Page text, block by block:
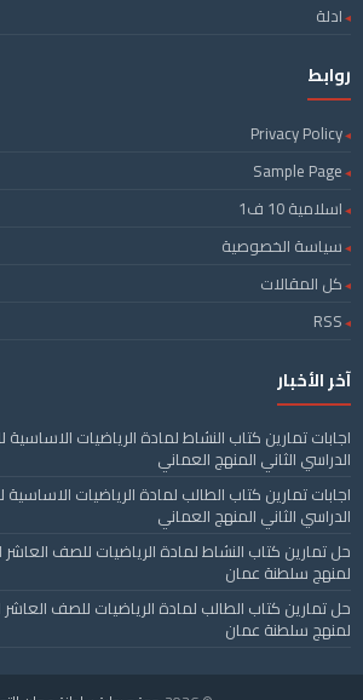
ادلة
روابط
Privacy Policy
Sample Page
اسلامية 10 ف1
سياسة الخصوصية
كل المقالات
RSS
آخر الأخبار
اجابات تمارين كتاب النشاط لمادة الرياضيات
الدراسي الثاني المنهج العماني
اجابات تمارين كتاب الطالب لمادة الرياضيات
الدراسي الثاني المنهج العماني
حل تمارين كتاب النشاط لمادة الرياضيات للصف العاشر
لمنهج سلطنة عمان
حل تمارين كتاب الطالب لمادة الرياضيات للصف العاشر
لمنهج سلطنة عمان